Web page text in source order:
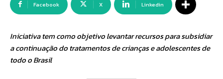
Facebook X Linkedin
Iniciativa tem como objetivo levantar recursos para subsidiar
a continuação do tratamentos de crianças e adolescentes de
todo o Brasil